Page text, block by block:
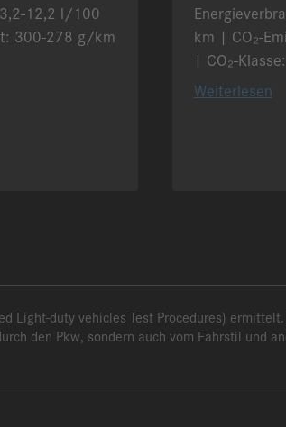
12,2 l/100
300-278 g/km
km | CO₂-
| CO₂-
Weiterlesen
Light-duty vehicles Test Procedures)
den Pkw, sondern auch vom Fahrstil und